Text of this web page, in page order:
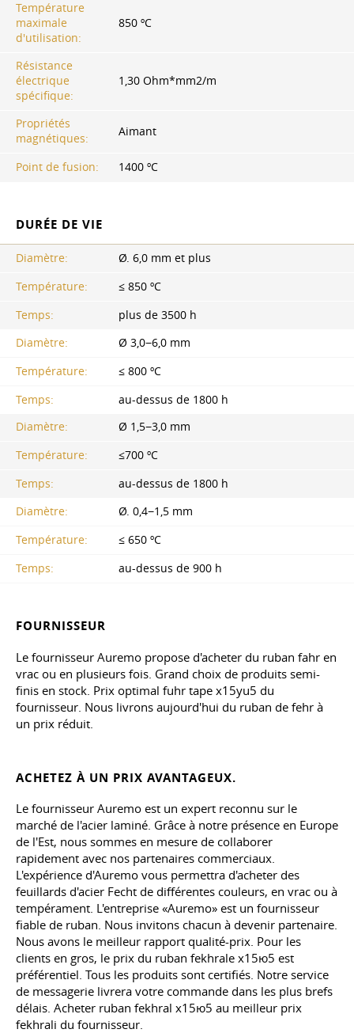
Température
maximale
d'utilisation:
850 ºC
Résistance
électrique
spécifique:
1,30 Ohm*mm2/m
Propriétés
magnétiques:
Aimant
Point de fusion: 1400 ºC
DURÉE DE VIE
Diamètre:
Ø. 6,0 mm et plus
Température:
≤ 850 ºC
Temps:
plus de 3500 h
Diamètre:
Ø 3,0−6,0 mm
Température:
≤ 800 ºC
Temps:
au-dessus de 1800 h
Diamètre:
Ø 1,5−3,0 mm
Température:
≤700 ºC
Temps:
au-dessus de 1800 h
Diamètre:
Ø. 0,4−1,5 mm
Température:
≤ 650 ºC
Temps:
au-dessus de 900 h
FOURNISSEUR
Le fournisseur Auremo propose d'acheter du ruban fahr en
vrac ou en plusieurs fois. Grand choix de produits semi-
finis en stock. Prix optimal fuhr tape x15yu5 du
fournisseur. Nous livrons aujourd'hui du ruban de fehr à
un prix réduit.
ACHETEZ À UN PRIX AVANTAGEUX.
Le fournisseur Auremo est un expert reconnu sur le
marché de l'acier laminé. Grâce à notre présence en Europe
de l'Est, nous sommes en mesure de collaborer
rapidement avec nos partenaires commerciaux.
L'expérience d'Auremo vous permettra d'acheter des
feuillards d'acier Fecht de différentes couleurs, en vrac ou à
tempérament. L'entreprise «Auremo» est un fournisseur
fiable de ruban. Nous invitons chacun à devenir partenaire.
Nous avons le meilleur rapport qualité-prix. Pour les
clients en gros, le prix du ruban fekhrale х15ю5 est
préférentiel. Tous les produits sont certifiés. Notre service
de messagerie livrera votre commande dans les plus brefs
délais. Acheter ruban fekhral х15ю5 au meilleur prix
fekhrali du fournisseur.